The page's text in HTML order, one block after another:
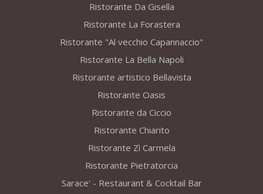
Ristorante Da Gisella
Ristorante La Forastera
Ristorante "Al vecchio Capannaccio"
Ristorante La Bella Napoli
Ristorante artistico Bellavista
Ristorante Oasis
Ristorante da Ciccio
Ristorante Chiarito
Ristorante Zì Carmela
Ristorante Pietratorcia
Sarace' - Restaurant & Cocktail Bar